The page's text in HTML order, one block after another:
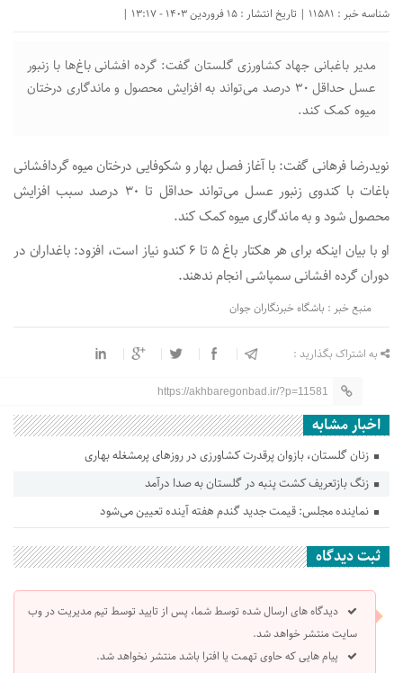
شناسه خبر : 11581 | تاریخ انتشار : 15 فروردین 1403 - 13:17 |
مدیر باغبانی جهاد کشاورزی گلستان گفت: گرده افشانی باغ‌ها با زنبور
عسل حداقل ۳۰ درصد می‌تواند به افزایش محصول و ماندگاری درختان
میوه کمک کند.
نویدرضا فرهانی گفت: با آغاز فصل بهار و شکوفایی درختان میوه گردافشانی
باغات با کندوی زنبور عسل می‌تواند حداقل تا ۳۰ درصد سبب افزایش
محصول شود و به ماندگاری میوه کمک کند.
او با بیان اینکه برای هر هکتار باغ ۵ تا ۶ کندو نیاز است، افزود: باغداران در
دوران گرده افشانی سمپاشی انجام ندهند.
منبع خبر : باشگاه خبرنگاران جوان
به اشتراک بگذارید :
https://akhbaregonbad.ir/?p=11581
اخبار مشابه
زنان گلستان، بازوان پرقدرت کشاورزی در روزهای پرمشغله بهاری
زنگ بازتعریف کشت پنبه در گلستان به صدا درآمد
نماینده مجلس: قیمت جدید گندم هفته آینده تعیین می‌شود
ثبت دیدگاه
دیدگاه های ارسال شده توسط شما، پس از تایید توسط تیم مدیریت در وب
سایت منتشر خواهد شد.
پیام هایی که حاوی تهمت یا افترا باشد منتشر نخواهد شد.